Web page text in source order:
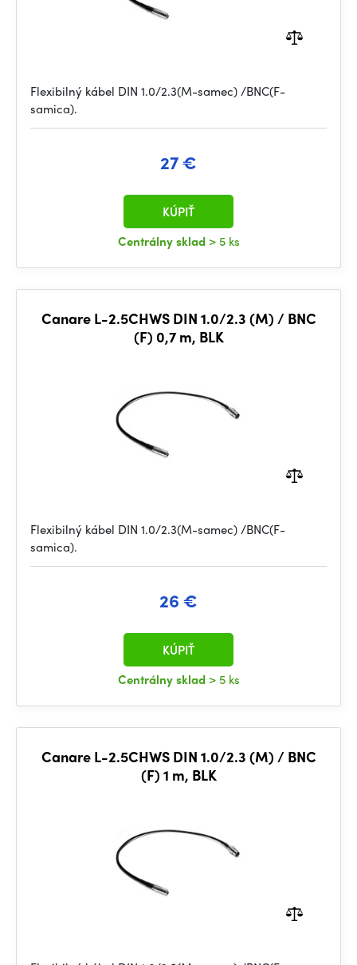
Flexibilný kábel DIN 1.0/2.3(M-samec) /BNC(F-
samica).
27 €
Centrálny sklad > 5 ks
KÚPIŤ
Canare L-2.5CHWS DIN 1.0/2.3 (M) / BNC
(F) 0,7 m, BLK
Flexibilný kábel DIN 1.0/2.3(M-samec) /BNC(F-
samica).
26 €
Centrálny sklad > 5 ks
KÚPIŤ
Canare L-2.5CHWS DIN 1.0/2.3 (M) / BNC
(F) 1 m, BLK